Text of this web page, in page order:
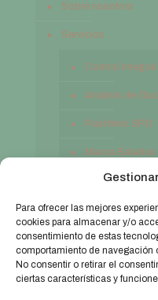
Para ofrecer las mejores
cookies para almacenar y/o
consentimiento de estas
comportamiento de navegación
No consentir o retirar el
ciertas características y
Sobre nosotros
Servicios
Control
Análisis de
Pastillero SPD
Marca Balaitus